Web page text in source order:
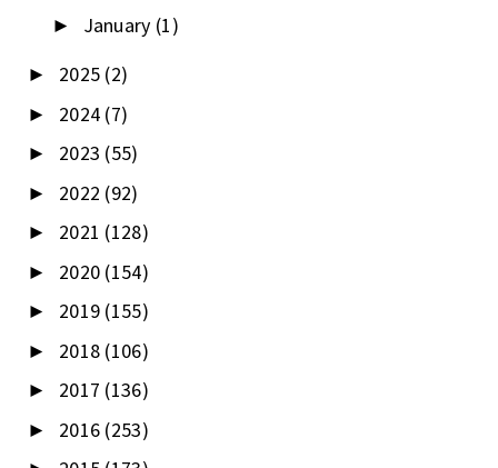
► January (1)
► 2025 (2)
► 2024 (7)
► 2023 (55)
► 2022 (92)
► 2021 (128)
► 2020 (154)
► 2019 (155)
► 2018 (106)
► 2017 (136)
► 2016 (253)